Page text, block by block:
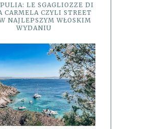
LE SGAGLIOZZE DI
CARMELA CZYLI STREET
NAJLEPSZYM WŁOSKIM
WYDANIU